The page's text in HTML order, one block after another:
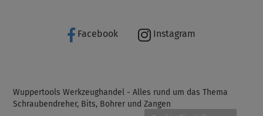
Facebook Instagram
Wuppertools Werkzeughandel - Alles rund um das Thema
Schraubendreher, Bits, Bohrer und Zangen